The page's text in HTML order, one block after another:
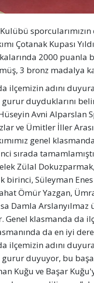
Çotanak Kupası
2000 puanla
3 bronz madalya
ilçemizin adını
duyduklarını
Avni Alparslan
ve Ümitler İller
genel
sırada
Zülal
birinci, Süleyman
Ömür Yazgan,
Damla
Genel klasmanda da
da en iyi
ilçemizin adını
duyuyor, bu
Kuğu ve Başar